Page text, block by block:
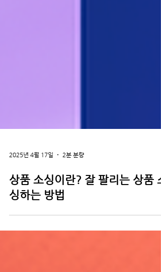
2025년 4월 17일 2분 분량
상품 소싱이란? 잘 팔리는 상품 소
싱하는 방법